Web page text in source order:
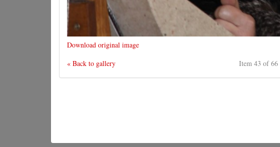
Download original image
« Back to gallery
Item 43 of 66